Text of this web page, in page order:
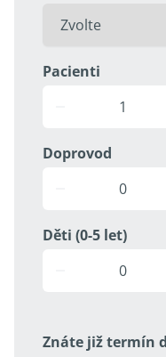
Pacienti
Doprovod
Děti (0-5 let)
Znáte již termín